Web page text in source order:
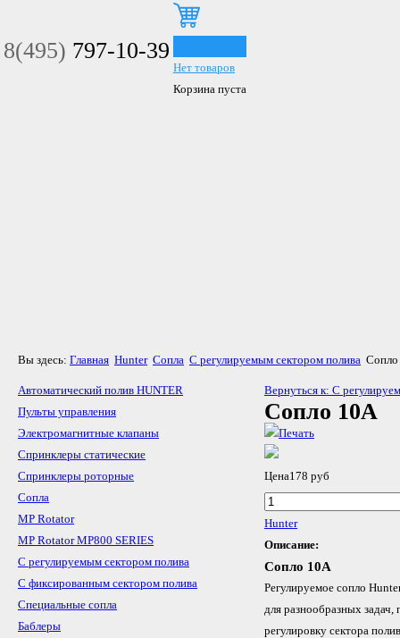
8(495) 797-10-39
Нет товаров
Корзина пуста
Вы здесь: Главная Hunter Сопла С регулируемым сектором полива
Автоматический полив HUNTER
Пульты управления
Электромагнитные клапаны
Спринклеры статические
Спринклеры роторные
Сопла
MP Rotator
MP Rotator MP800 SERIES
С регулируемым сектором полива
С фиксированным сектором полива
Специальные сопла
Баблеры
Вернуться к: С
Сопло 10A
Цена178 руб
Hunter
Описание:
Сопло 10A
Регулируемое сопло
для разнообразных
регулировку сектора